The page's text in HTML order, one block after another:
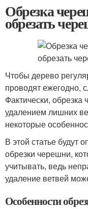
Обрезка
обрезать
Чтобы дерево
проводят ежегодно,
Фактически,
удалением лишних
некоторые
В этой статье будут
обрезки черешни,
учитывать, ведь
удаление ветвей
Особенности